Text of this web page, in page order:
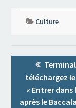
Culture
Navigation
l’article
Previous
post:
téléchargez
« Entrer dans
après le